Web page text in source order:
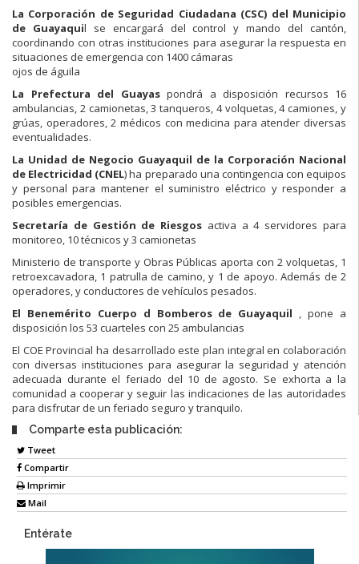
La Corporación de Seguridad Ciudadana (CSC) del Municipio
de Guayaquil se encargará del control y mando del cantón,
coordinando con otras instituciones para asegurar la respuesta en
situaciones de emergencia con 1400 cámaras
ojos de águila
La Prefectura del Guayaspondrá a disposición recursos 16
ambulancias, 2 camionetas, 3 tanqueros, 4 volquetas, 4 camiones, y
grúas, operadores, 2 médicos con medicina para atender diversas
eventualidades.
La Unidad de Negocio Guayaquil de la Corporación Nacional
de Electricidad (CNEL) ha preparado una contingencia con equipos
y personal para mantener el suministro eléctrico y responder a
posibles emergencias.
Secretaría de Gestión de Riesgos activa a 4 servidores para
monitoreo, 10 técnicos y 3 camionetas
Ministerio de transporte y Obras Públicas aporta con 2 volquetas, 1
retroexcavadora, 1 patrulla de camino, y 1 de apoyo. Además de 2
operadores, y conductores de vehículos pesados.
El Benemérito Cuerpo d Bomberos de Guayaquil , pone a
disposición los 53 cuarteles con 25 ambulancias
El COE Provincial ha desarrollado este plan integral en colaboración
con diversas instituciones para asegurar la seguridad y atención
adecuada durante el feriado del 10 de agosto. Se exhorta a la
comunidad a cooperar y seguir las indicaciones de las autoridades
para disfrutar de un feriado seguro y tranquilo.
Comparte esta publicación:
Tweet
Compartir
Imprimir
Mail
Entérate